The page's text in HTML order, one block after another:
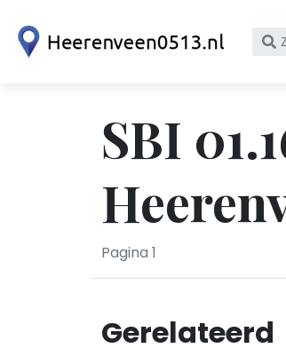
SBI
Pagina 1
Gerelateerd